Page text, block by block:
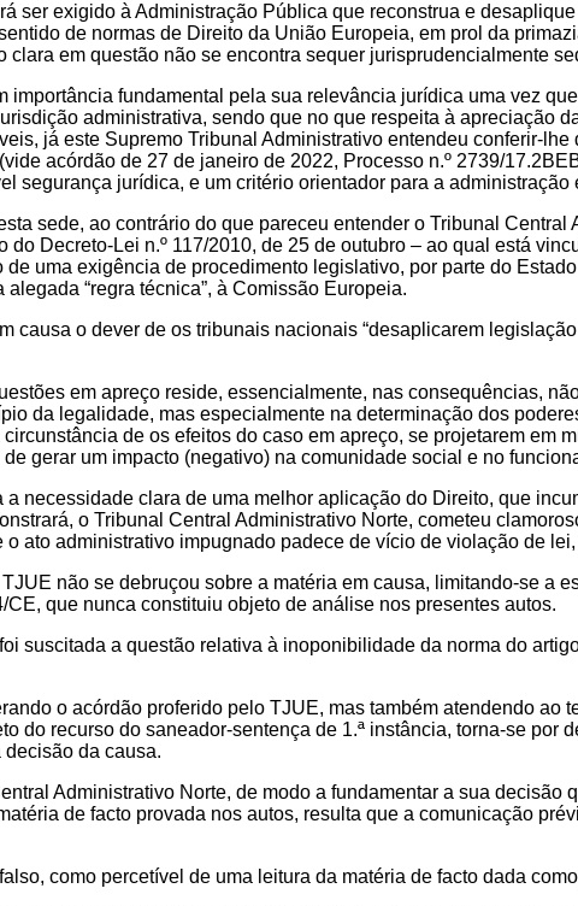
ser exigido à Administração Pública que reconstrua e
de normas de Direito da União Europeia, em prol da
clara em questão não se encontra sequer jurisprudencialmente
importância fundamental pela sua relevância jurídica uma vez
administrativa, sendo que no que respeita à apreciação
já este Supremo Tribunal Administrativo entendeu conferir-
acórdão de 27 de janeiro de 2022, Processo n.º 2739/
segurança jurídica, e um critério orientador para a administração
sede, ao contrário do que pareceu entender o Tribunal
do Decreto-Lei n.º 117/2010, de 25 de outubro – ao qual está
de uma exigência de procedimento legislativo, por parte do
“regra técnica”, à Comissão Europeia.
causa o dever de os tribunais nacionais “desaplicarem
em apreço reside, essencialmente, nas consequências,
da legalidade, mas especialmente na determinação dos
de os efeitos do caso em apreço, se projetarem em
gerar um impacto (negativo) na comunidade social e no
a necessidade clara de uma melhor aplicação do Direito, que
o Tribunal Central Administrativo Norte, cometeu
o ato administrativo impugnado padece de vício de violação de
não se debruçou sobre a matéria em causa, limitando-se a
que nunca constituiu objeto de análise nos presentes autos.
suscitada a questão relativa à inoponibilidade da norma do
o acórdão proferido pelo TJUE, mas também atendendo ao
do recurso do saneador-sentença de 1.ª instância, torna-se por
da causa.
Administrativo Norte, de modo a fundamentar a sua decisão
de facto provada nos autos, resulta que a comunicação
como percetível de uma leitura da matéria de facto dada